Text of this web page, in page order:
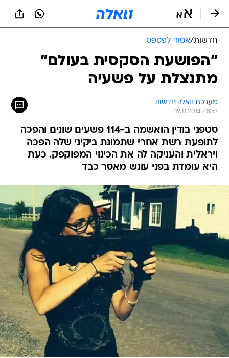
חדשות/אסור לפספס
"הפושעת הסקסית בעולם"
מתנצלת על פשעיה
מערכת וואלה חדשות
19.11.2014 / 8:59
סטפני בודין הואשמה ב-114 פשעים שונים והפכה
לתופעת רשת אחרי שתמונת ביקיני שלה הפכה
ויראלית והעניקה לה את הכינוי המפוקפק. כעת
היא עומדת בפני עונש מאסר כבד